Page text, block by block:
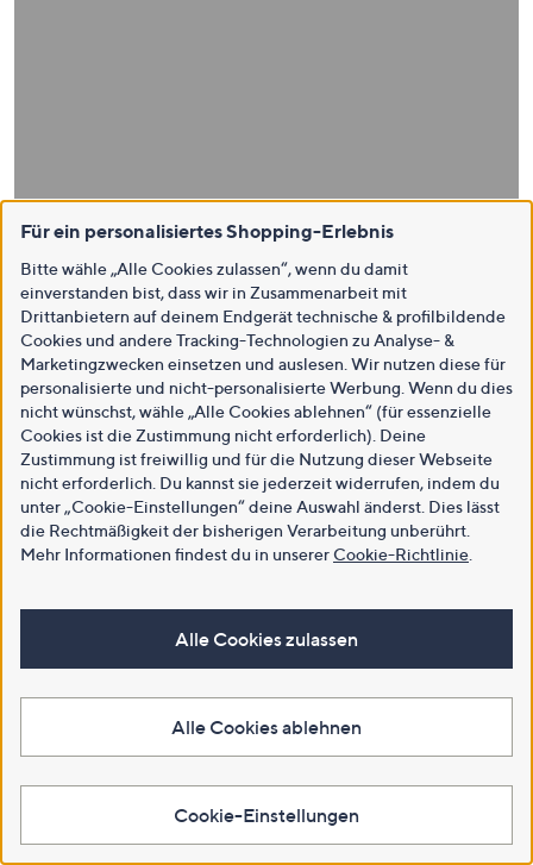
Für ein personalisiertes Shopping-Erlebnis
Bitte wähle „Alle Cookies zulassen“, wenn du damit
einverstanden bist, dass wir in Zusammenarbeit mit
Drittanbietern auf deinem Endgerät technische & profilbildende
Cookies und andere Tracking-Technologien zu Analyse- &
Marketingzwecken einsetzen und auslesen. Wir nutzen diese für
personalisierte und nicht-personalisierte Werbung. Wenn du dies
nicht wünschst, wähle „Alle Cookies ablehnen“ (für essenzielle
Cookies ist die Zustimmung nicht erforderlich). Deine
Zustimmung ist freiwillig und für die Nutzung dieser Webseite
nicht erforderlich. Du kannst sie jederzeit widerrufen, indem du
unter „Cookie-Einstellungen“ deine Auswahl änderst. Dies lässt
die Rechtmäßigkeit der bisherigen Verarbeitung unberührt.
Mehr Informationen findest du in unsererCookie-Richtlinie
Alle Cookies zulassen
Alle Cookies ablehnen
Cookie-Einstellungen